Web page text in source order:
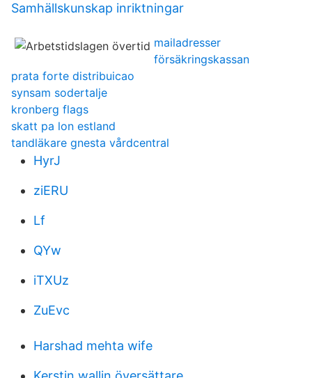
Samhällskunskap inriktningar
mailadresser
försäkringskassan
prata forte distribuicao
synsam sodertalje
kronberg flags
skatt pa lon estland
tandläkare gnesta vårdcentral
HyrJ
ziERU
Lf
QYw
iTXUz
ZuEvc
Harshad mehta wife